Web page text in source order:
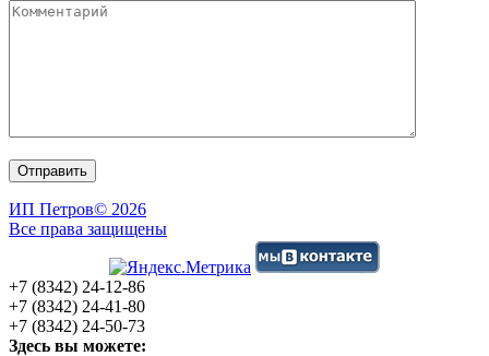
ИП Петров© 2026
Все права защищены
+7 (8342) 24-12-86
+7 (8342) 24-41-80
+7 (8342) 24-50-73
Здесь вы можете: